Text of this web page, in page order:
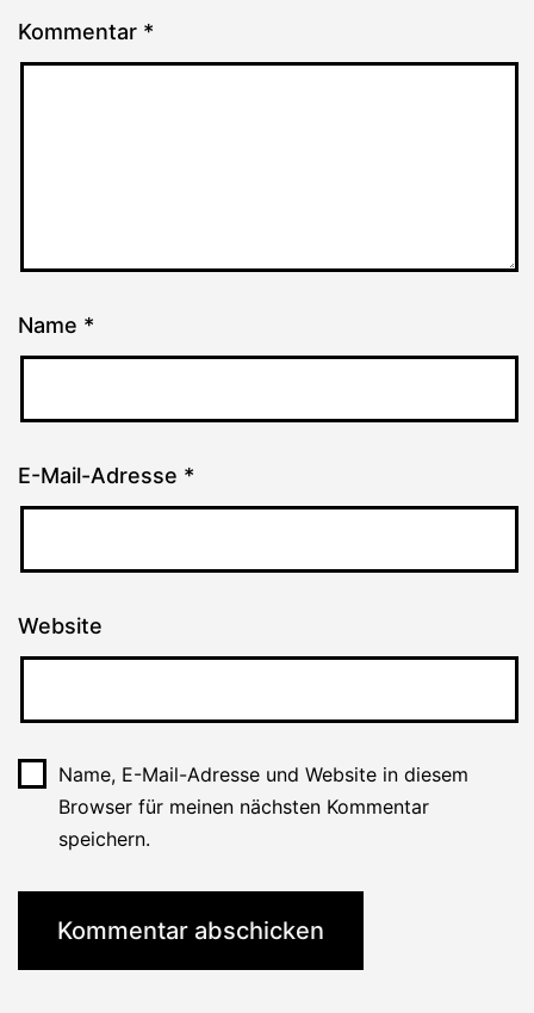
Kommentar *
Name *
E-Mail-Adresse *
Website
Name, E-Mail-Adresse und Website in diesem
Browser für meinen nächsten Kommentar
speichern.